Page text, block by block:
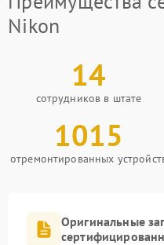
Nikon
14
сотрудников в штате
1015
отремонтированных
Оригинальные